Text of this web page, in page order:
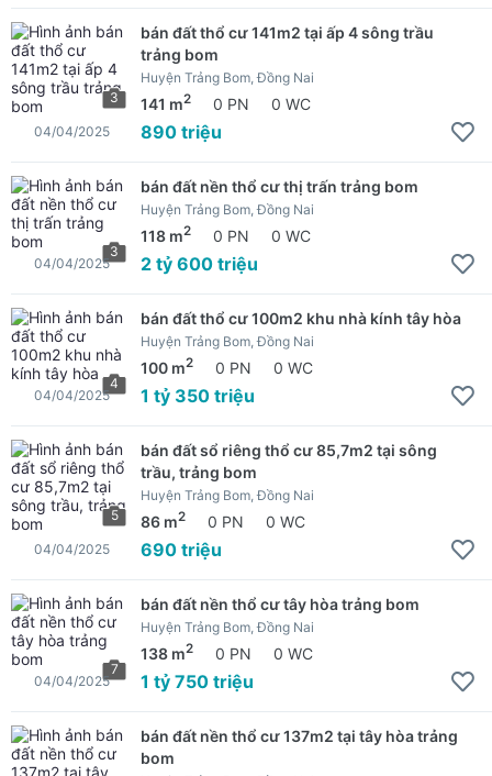
3
bán đất thổ cư 141m2 tại ấp 4 sông trầu
trảng bom
Huyện Trảng Bom, Đồng Nai
141 m2 0 PN 0 WC
890 triệu
04/04/2025
3
bán đất nền thổ cư thị trấn trảng bom
Huyện Trảng Bom, Đồng Nai
118 m2 0 PN 0 WC
2 tỷ 600 triệu
04/04/2025
4
bán đất thổ cư 100m2 khu nhà kính tây hòa
Huyện Trảng Bom, Đồng Nai
100 m2 0 PN 0 WC
1 tỷ 350 triệu
04/04/2025
5
bán đất sổ riêng thổ cư 85,7m2 tại sông
trầu, trảng bom
Huyện Trảng Bom, Đồng Nai
86 m2 0 PN 0 WC
690 triệu
04/04/2025
7
bán đất nền thổ cư tây hòa trảng bom
Huyện Trảng Bom, Đồng Nai
138 m2 0 PN 0 WC
1 tỷ 750 triệu
04/04/2025
bán đất nền thổ cư 137m2 tại tây hòa trảng
bom